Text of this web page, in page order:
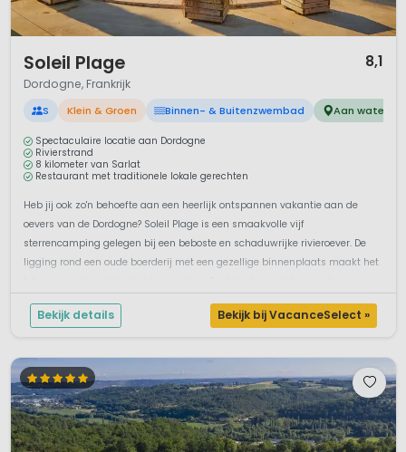
Soleil Plage 8,1
Dordogne, Frankrijk
S Klein & Groen Binnen- & Buitenzwembad Aan water
Spectaculaire locatie aan Dordogne
Rivierstrand
8 kilometer van Sarlat
Restaurant met traditionele lokale gerechten
Heb jij ook zo'n behoefte aan een heerlijk ontspannen vakantie aan de
oevers van de Dordogne? Soleil Plage is een smaakvolle vijf
sterrencamping gelegen bij een beboste en schaduwrijke rivieroever. De
ligging rond een oude boerderij met een gezellige binnenplaats maakt het
strandje, ...
Bekijk details Bekijk bij VacanceSelect »